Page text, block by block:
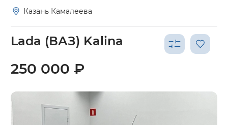
Казань Камалеева
Lada (ВАЗ) Kalina
250 000 ₽